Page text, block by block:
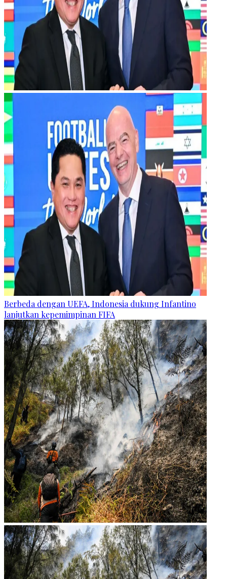
Berbeda dengan UEFA, Indonesia dukung Infantino
lanjutkan kepemimpinan FIFA